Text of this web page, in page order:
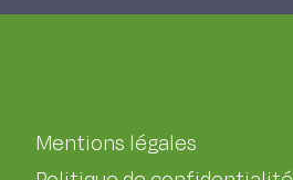
Mentions légales